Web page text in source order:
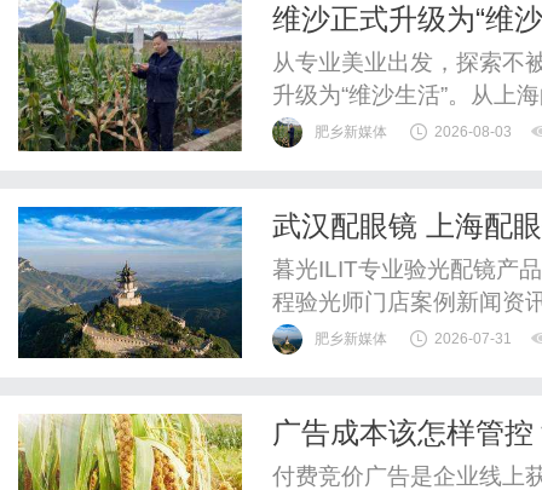
维沙正式升级为“维
从专业美业出发，探索不
升级为“维沙生活”。从上
展，维沙现已形成覆盖专
花园、咖啡等更丰富的生
肥乡新媒体 2026-08-03
武汉配眼镜 上海配
暮光ILIT专业验光配镜产
程验光师门店案例新闻资
惠，兼顾高专业度与高性
肥乡新媒体 2026-07-31
广告成本该怎样管
付费竞价广告是企业线上